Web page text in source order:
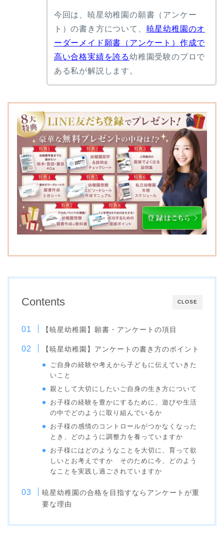
今回は、暁星幼稚園の願書（アンケー
ト）の書き方について、 暁星幼稚園のオ
ーダーメイド願書（アンケート）作成で
高い合格実績を誇る幼稚園受験のプロで
ある私が解説します。
CLOSE
Contents
【暁星幼稚園】願書・アンケートの項目
【暁星幼稚園】アンケートの書き方のポイント
ご自身の経験や考えから子どもに伝えていきた
いこと
親として大切にしたいご自身の生き方について
お子様の経験を豊かにするために、遊びや生活
の中でどのように取り組んでいるか
お子様の感情のコントロールがつかなくなった
とき、どのように調整力を養っていますか
お子様にはどのようなことを大切に、育って欲
しいとお考えですか そのために今、どのよう
なことを実践し過ごされていますか
暁星幼稚園の合格を目指すならアンケートが重
要な理由
千葉大学教育学部附属幼
稚園
聖徳幼稚園
宝仙学園幼稚園
埼玉大学教育学部附属幼
稚園
竹早園舎
淑徳幼稚園
田園調布雙葉小学校附属
幼稚園
東京学芸大学附属幼稚園
小金井園舎
森村学園幼稚園
成城幼稚園
小さき花の幼稚園
桐蔭学園幼稚園
カリタス幼稚園
品川翔英幼稚園
奈良県
湘南白百合学園幼稚園
幼稚園願書の書き方 幼稚園面接対策